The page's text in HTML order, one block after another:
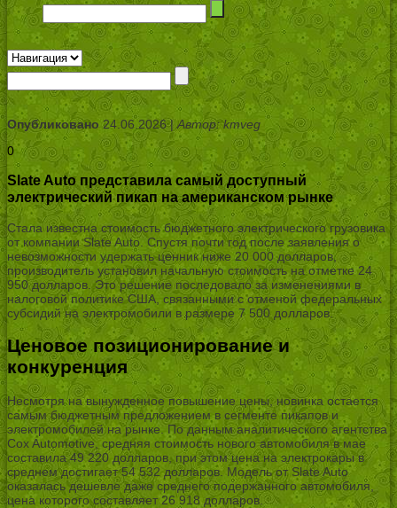
Опубликовано24.06.2026 |Автор: kmveg
0
Slate Auto представила самый доступный
электрический пикап на американском рынке
Стала известна стоимость бюджетного электрического грузовика
от компании Slate Auto. Спустя почти год после заявления о
невозможности удержать ценник ниже 20 000 долларов,
производитель установил начальную стоимость на отметке 24
950 долларов. Это решение последовало за изменениями в
налоговой политике США, связанными с отменой федеральных
субсидий на электромобили в размере 7 500 долларов.
Ценовое позиционирование и
конкуренция
Несмотря на вынужденное повышение цены, новинка остается
самым бюджетным предложением в сегменте пикапов и
электромобилей на рынке. По данным аналитического агентства
Cox Automotive, средняя стоимость нового автомобиля в мае
составила 49 220 долларов, при этом цена на электрокары в
среднем достигает 54 532 долларов. Модель от Slate Auto
оказалась дешевле даже среднего подержанного автомобиля,
цена которого составляет 26 918 долларов.